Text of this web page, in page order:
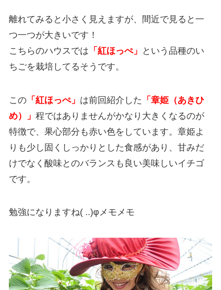
離れてみると小さく見えますが、間近で見ると一
つ一つが大きいです！
こちらのハウスでは 「紅ほっぺ」
という品種のい
ちごを栽培してるそうです。
この「紅ほっぺ」 は前回紹介した 「章姫（あきひ
め）」 程ではありませんがかなり大きくなるのが
特徴で、果心部分も赤い色をしています。章姫よ
りも少し固くしっかりとした食感があり、甘みだ
けでなく酸味とのバランスも良い美味しいイチゴ
です。
勉強になりますね( ..)φメモメモ